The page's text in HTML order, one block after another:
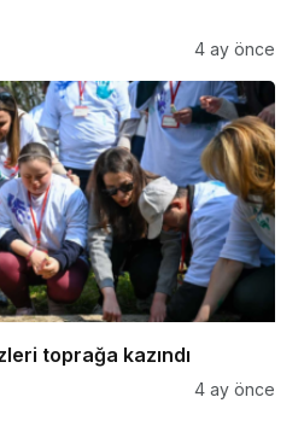
4 ay önce
toprağa kazındı
4 ay önce